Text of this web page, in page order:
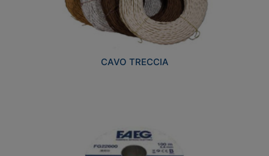
CAVO TRECCIA